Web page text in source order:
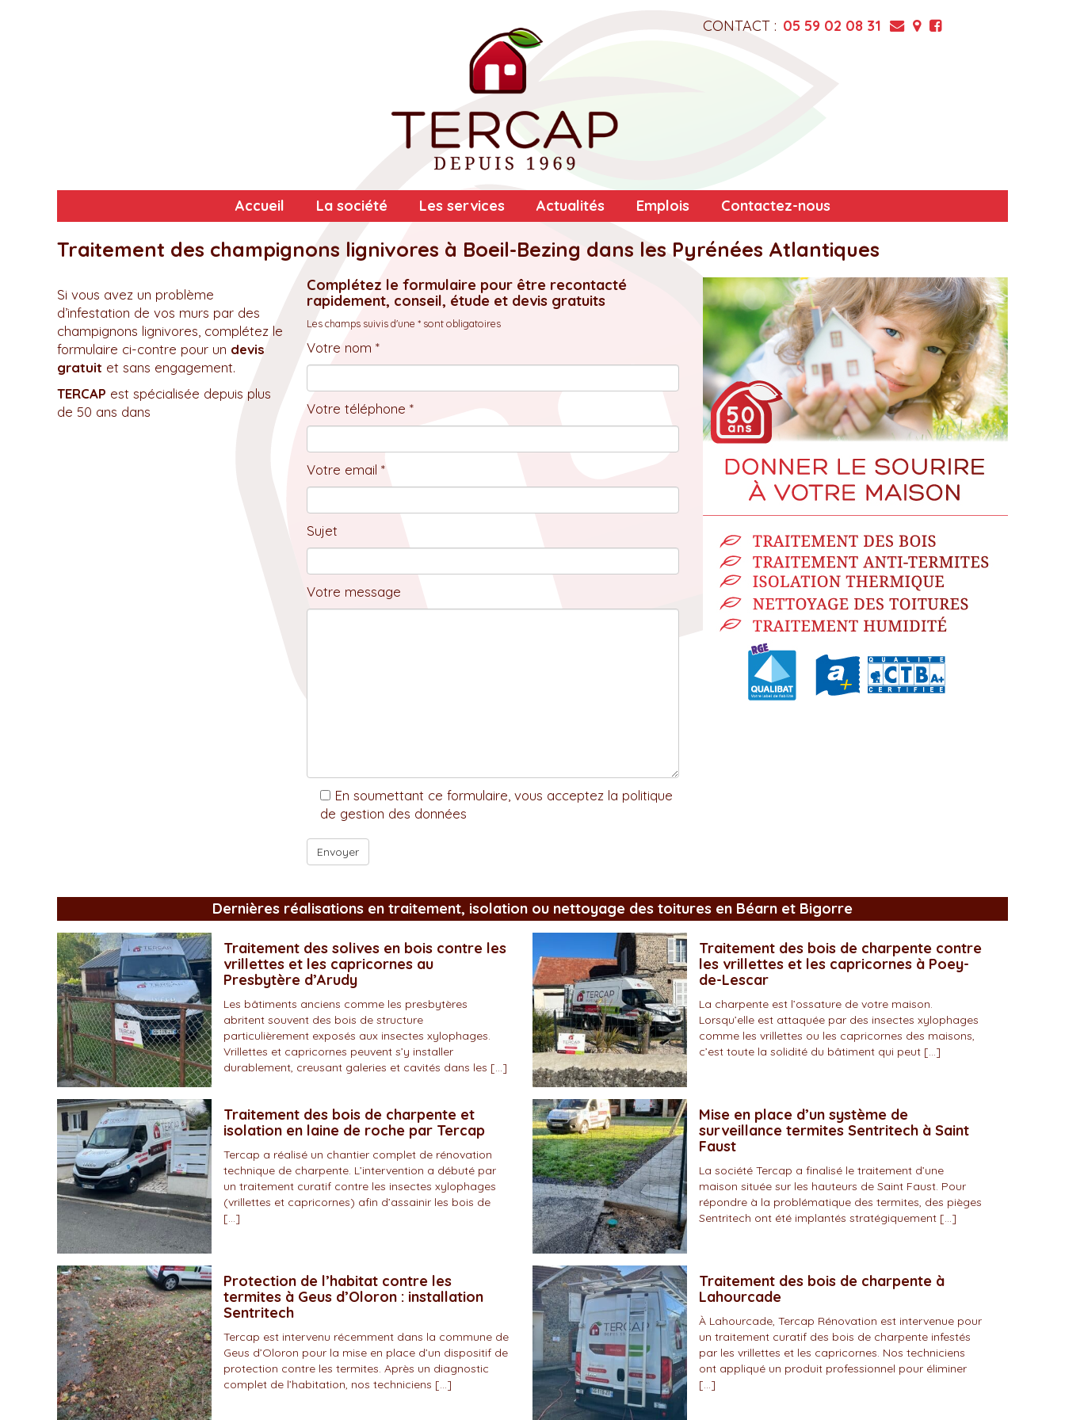
CONTACT : 05 59 02 08 31
Accueil La société Les services Actualités Emplois Contactez-nous
Traitement des champignons lignivores à Boeil-Bezing dans les Pyrénées Atlantiques
Si vous avez un problème
d’infestation de vos murs par des
champignons lignivores, complétez le
formulaire ci-contre pour un devis
gratuit et sans engagement.
TERCAP est spécialisée depuis plus
de 50 ans dans
Complétez le formulaire pour être recontacté
rapidement, conseil, étude et devis gratuits
Les champs suivis d'une * sont obligatoires
Votre nom *
Votre téléphone *
Votre email *
Sujet
Votre message
En soumettant ce formulaire, vous acceptez la politique
de gestion des données
Dernières réalisations en traitement, isolation ou nettoyage des toitures en Béarn et Bigorre
Traitement des solives en bois contre les
vrillettes et les capricornes au
Presbytère d’Arudy
Les bâtiments anciens comme les presbytères
abritent souvent des bois de structure
particulièrement exposés aux insectes xylophages.
Vrillettes et capricornes peuvent s’y installer
durablement, creusant galeries et cavités dans les […]
Traitement des bois de charpente contre
les vrillettes et les capricornes à Poey-
de-Lescar
La charpente est l’ossature de votre maison.
Lorsqu’elle est attaquée par des insectes xylophages
comme les vrillettes ou les capricornes des maisons,
c’est toute la solidité du bâtiment qui peut […]
Traitement des bois de charpente et
isolation en laine de roche par Tercap
Tercap a réalisé un chantier complet de rénovation
technique de charpente. L’intervention a débuté par
un traitement curatif contre les insectes xylophages
(vrillettes et capricornes) afin d’assainir les bois de
[…]
Mise en place d’un système de
surveillance termites Sentritech à Saint
Faust
La société Tercap a finalisé le traitement d’une
maison située sur les hauteurs de Saint Faust. Pour
répondre à la problématique des termites, des pièges
Sentritech ont été implantés stratégiquement […]
Protection de l’habitat contre les
termites à Geus d’Oloron : installation
Sentritech
Tercap est intervenu récemment dans la commune de
Geus d’Oloron pour la mise en place d’un dispositif de
protection contre les termites. Après un diagnostic
complet de l’habitation, nos techniciens […]
Traitement des bois de charpente à
Lahourcade
À Lahourcade, Tercap Rénovation est intervenue pour
un traitement curatif des bois de charpente infestés
par les vrillettes et les capricornes. Nos techniciens
ont appliqué un produit professionnel pour éliminer
[…]